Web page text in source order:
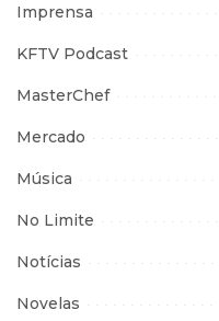
Imprensa
KFTV Podcast
MasterChef
Mercado
Música
No Limite
Notícias
Novelas